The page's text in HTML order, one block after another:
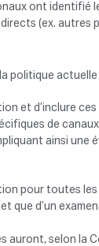
ont identifié
(ex. autres
politique actuelle
et d’inclure
de
ainsi une
pour toutes
que d’un
auront, selon la